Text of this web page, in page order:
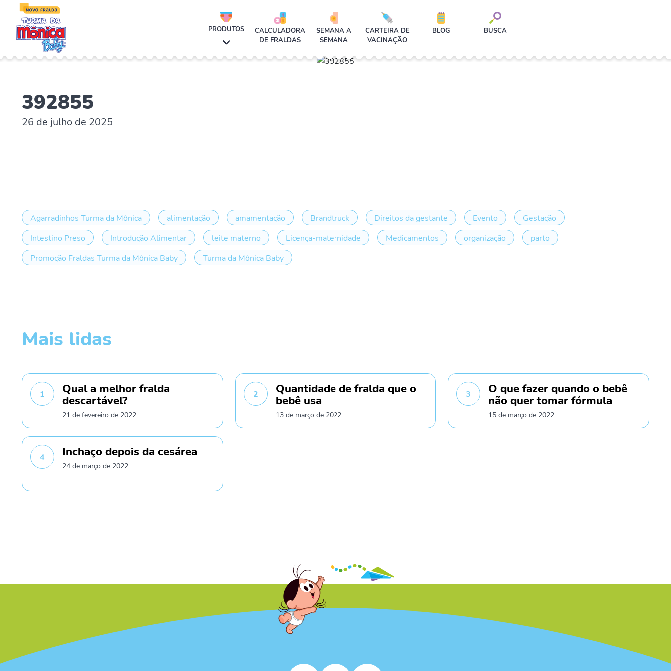
PRODUTOS
CALCULADORA
DE FRALDAS
SEMANA A
SEMANA
CARTEIRA DE
VACINAÇÃO
BLOG BUSCA
392855
26 de julho de 2025
Agarradinhos Turma da Mônica alimentação amamentação Brandtruck Direitos da gestante Evento
Gestação
Intestino Preso
Introdução Alimentar leite materno Licença-maternidade Medicamentos organização
parto
Promoção Fraldas Turma da Mônica Baby
Turma da Mônica Baby
Mais lidas
1
Qual a melhor fralda
descartável?
21 de fevereiro de 2022
2
Quantidade de fralda que o
bebê usa
13 de março de 2022
3
O que fazer quando o bebê
não quer tomar fórmula
15 de março de 2022
4 Inchaço depois da cesárea
24 de março de 2022